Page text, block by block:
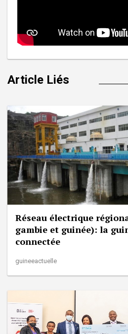
Article Liés
Réseau électrique
gambie et guinée): la
connectée
guineeactuelle